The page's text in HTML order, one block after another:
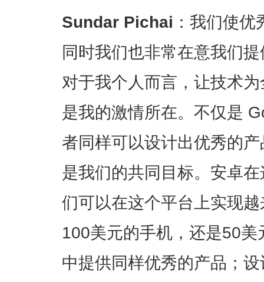
Sundar Pichai ：我们使
同时我们也非常在意我们
对于我个人而言，让技术
是我的激情所在。不仅是
者同样可以设计出优秀的
是我们的共同目标。安卓
们可以在这个平台上实现
100美元的手机，还是50
中提供同样优秀的产品；